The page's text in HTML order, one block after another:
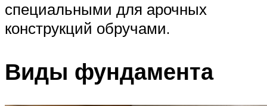
специальными для арочных
конструкций обручами.
Виды фундамента